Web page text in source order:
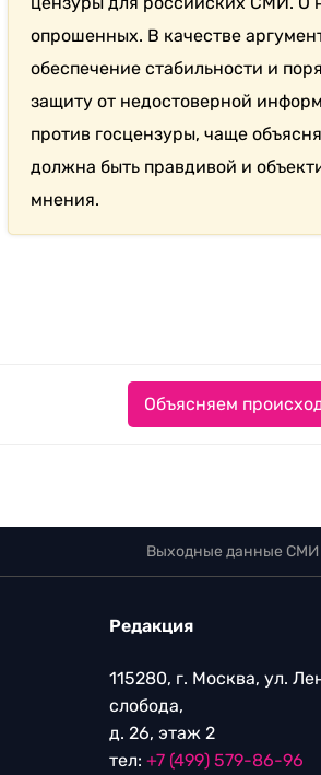
опрошенных. В качестве
обеспечение стабильности и
защиту от недостоверной
против госцензуры, чаще
должна быть правдивой и
мнения.
Объясняем
Выходные данные СМИ
Редакция
115280, г. Москва, ул.
слобода,
д. 26, этаж 2
тел: +7 (499) 579-86-96